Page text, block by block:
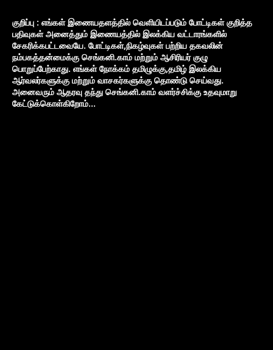
குறிப்பு : எங்கள் இணையதளத்தில் வெளியிடப்படும் போட்டிகள் குறித்த
பதிவுகள் அனைத்தும் இணையத்தில் இலக்கிய வட்டாரங்களில்
சேகரிக்கபட்டவையே. போட்டிகள்,நிகழ்வுகள் பற்றிய தகவலின்
நம்பகத்தன்மைக்கு செங்கனி.காம் மற்றும் ஆசிரியர் குழு
பொறுப்பேற்காது. எங்கள் நோக்கம் தமிழுக்கு,தமிழ் இலக்கிய
ஆர்வலர்களுக்கு மற்றும் வாசகர்களுக்கு தொண்டு செய்வது.
அனைவரும் ஆதரவு தந்து செங்கனி.காம் வளர்ச்சிக்கு உதவுமாறு
கேட்டுக்கொள்கிறோம்...